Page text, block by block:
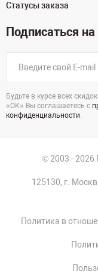
Статусы заказа
Подписаться
Будьте в курсе всех
«ОК» Вы соглашаетесь с
конфиденциальности.
© 2003 - 2026
125130, г.
Политика в